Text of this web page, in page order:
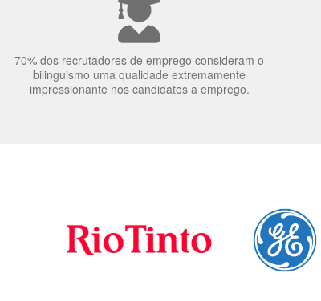
70% dos recrutadores de emprego consideram o
bilinguismo uma qualidade extremamente
impressionante nos candidatos a emprego.